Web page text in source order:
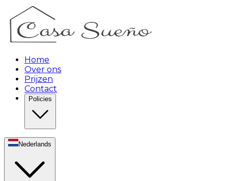
Home
Over ons
Prijzen
Contact
Policies
Nederlands